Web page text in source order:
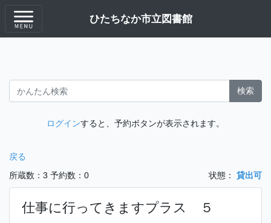
ひたちなか市立図書館
検索
ログインすると、予約ボタンが表示されます。
戻る
所蔵数：3 予約数：0 状態： 貸出可
仕事に行ってきますプラス ５